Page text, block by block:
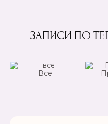
ЗАПИСИ ПО
Все